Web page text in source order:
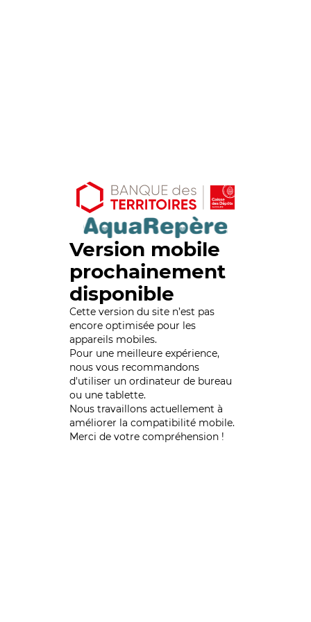
Version mobile
prochainement
disponible
Cette version du site n’est pas
encore optimisée pour les
appareils mobiles.
Pour une meilleure expérience,
nous vous recommandons
d'utiliser un ordinateur de bureau
ou une tablette.
Nous travaillons actuellement à
améliorer la compatibilité mobile.
Merci de votre compréhension !